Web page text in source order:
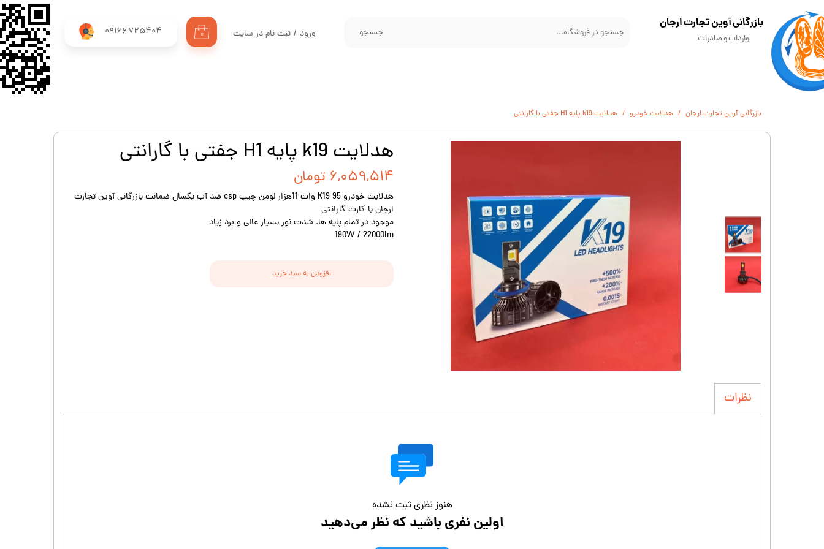
09166725404 جستجو ۰ ورود / ثبت نام در سایت
​بازرگانی آوین تجارت ارجان
واردات و صادرات
بازرگانی آوین تجارت ارجان هدلایت خودرو هدلایت k19 پایه H1 جفتی با گارانتی
هدلایت k19 پایه H1 جفتی با گارانتی
۶,۰۵۹,۵۱۴ تومان
هدلایت خودرو K19 95 وات 11هزار لومن چیپ csp ضد آب یکسال ضمانت بازرگانی آوین تجارت
ارجان با کارت گارانتی
موجود در تمام پایه ها. شدت نور بسیار عالی و برد زیاد
190W / 22000lm
افزودن به سبد خرید
نظرات
هنوز نظری ثبت نشده
اولین نفری باشید که نظر می‌دهید